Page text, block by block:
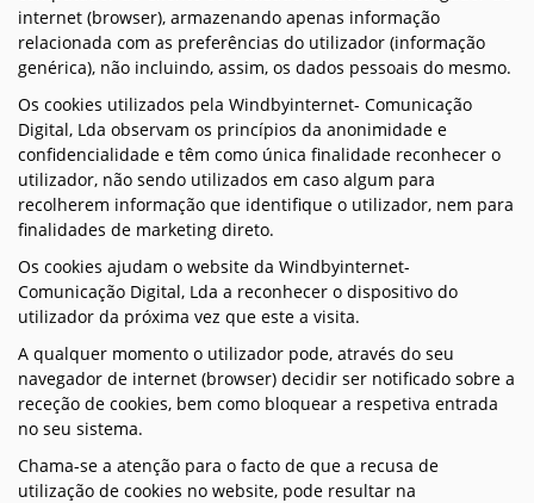
internet (browser), armazenando apenas informação
relacionada com as preferências do utilizador (informação
genérica), não incluindo, assim, os dados pessoais do mesmo.
Os cookies utilizados pela Windbyinternet- Comunicação
Digital, Lda observam os princípios da anonimidade e
confidencialidade e têm como única finalidade reconhecer o
utilizador, não sendo utilizados em caso algum para
recolherem informação que identifique o utilizador, nem para
finalidades de marketing direto.
Os cookies ajudam o website da Windbyinternet-
Comunicação Digital, Lda a reconhecer o dispositivo do
utilizador da próxima vez que este a visita.
A qualquer momento o utilizador pode, através do seu
navegador de internet (browser) decidir ser notificado sobre a
receção de cookies, bem como bloquear a respetiva entrada
no seu sistema.
Chama-se a atenção para o facto de que a recusa de
utilização de cookies no website, pode resultar na